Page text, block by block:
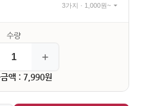
3가지 · 1,000원~
액 : 7,990원